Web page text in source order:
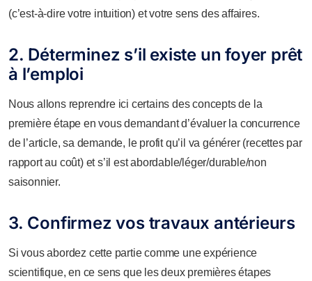
(c’est-à-dire votre intuition) et votre sens des affaires.
2. Déterminez s’il existe un foyer prêt
à l’emploi
Nous allons reprendre ici certains des concepts de la
première étape en vous demandant d’évaluer la concurrence
de l’article, sa demande, le profit qu’il va générer (recettes par
rapport au coût) et s’il est abordable/léger/durable/non
saisonnier.
3. Confirmez vos travaux antérieurs
Si vous abordez cette partie comme une expérience
scientifique, en ce sens que les deux premières étapes